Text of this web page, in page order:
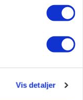
Vis detaljer